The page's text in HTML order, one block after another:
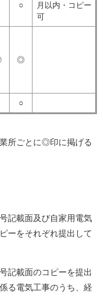
○
月以内・コピー
可
◎
○
所ごとに◎印に掲げる
記載面及び自家用電気
ーをそれぞれ提出して
記載面のコピーを提出
る電気工事のうち、経